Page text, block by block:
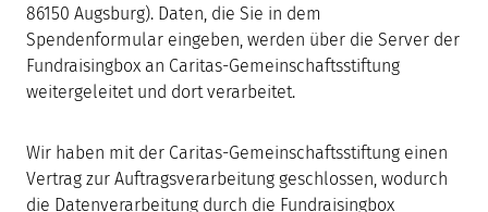
86150 Augsburg). Daten, die Sie in dem
Spendenformular eingeben, werden über die Server der
Fundraisingbox an Caritas-Gemeinschaftsstiftung
weitergeleitet und dort verarbeitet.
Wir haben mit der Caritas-Gemeinschaftsstiftung einen
Vertrag zur Auftragsverarbeitung geschlossen, wodurch
die Datenverarbeitung durch die Fundraisingbox